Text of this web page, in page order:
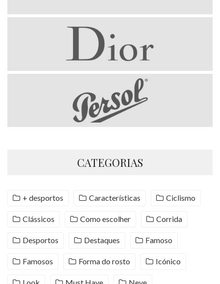
CATEGORIAS
+ desportos Características Ciclismo
Clássicos Como escolher Corrida
Desportos Destaques Famoso
Famosos Forma do rosto Icónico